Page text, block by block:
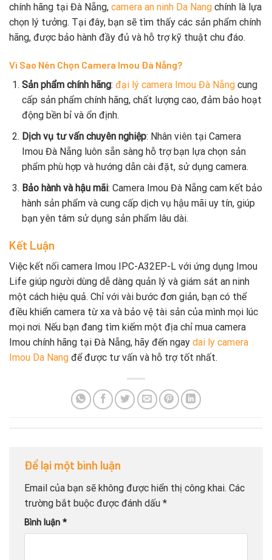
chính hãng tại Đà Nẵng, camera an ninh Da Nang chính là lựa
chọn lý tưởng. Tại đây, bạn sẽ tìm thấy các sản phẩm chính
hãng, được bảo hành đầy đủ và hỗ trợ kỹ thuật chu đáo.
Vì Sao Nên Chọn Camera Imou Đà Nẵng?
Sản phẩm chính hãng: đại lý camera Imou Đà Nẵngcung
cấp sản phẩm chính hãng, chất lượng cao, đảm bảo hoạt
động bền bỉ và ổn định.
Dịch vụ tư vấn chuyên nghiệp: Nhân viên tại Camera
Imou Đà Nẵng luôn sẵn sàng hỗ trợ bạn lựa chọn sản
phẩm phù hợp và hướng dẫn cài đặt, sử dụng camera.
Bảo hành và hậu mãi: Camera Imou Đà Nẵng cam kết bảo
hành sản phẩm và cung cấp dịch vụ hậu mãi uy tín, giúp
bạn yên tâm sử dụng sản phẩm lâu dài.
Kết Luận
Việc kết nối camera Imou IPC-A32EP-L với ứng dụng Imou
Life giúp người dùng dễ dàng quản lý và giám sát an ninh
một cách hiệu quả. Chỉ với vài bước đơn giản, bạn có thể
điều khiển camera từ xa và bảo vệ tài sản của mình mọi lúc
mọi nơi. Nếu bạn đang tìm kiếm một địa chỉ mua camera
Imou chính hãng tại Đà Nẵng, hãy đến ngay dai ly camera
Imou Da Nang để được tư vấn và hỗ trợ tốt nhất.
Để lại một bình luận
Email của bạn sẽ không được hiển thị công khai. Các
trường bắt buộc được đánh dấu *
Bình luận *